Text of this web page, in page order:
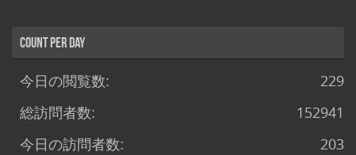
Count per Day
229
今日の閲覧数:
152941
総訪問者数:
203
今日の訪問者数: